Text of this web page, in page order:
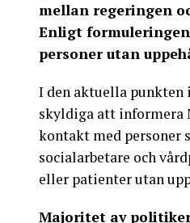
mellan regeringen
Enligt
personer utan
I den aktuella punkten
skyldiga att informera
kontakt med personer
socialarbetare och
eller patienter utan
Majoritet av